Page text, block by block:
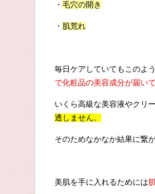
・ 毛穴の開き
・ 肌荒れ
毎日ケアしていてもこのよ
で化粧品の美容成分が届い
いくら高級な美容液やクリ
透しません。
そのためなかなか結果に繋
美肌を手に入れるためには